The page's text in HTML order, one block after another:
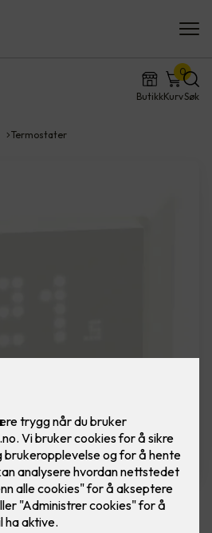
ButikkKurv
0
Søk
Termostater
med WIFI